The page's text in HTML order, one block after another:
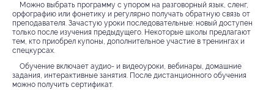
Можно выбрать программу с упором на разговорный язык, сленг,
орфографию или фонетику и регулярно получать обратную связь от
преподавателя. Зачастую уроки последовательные: новый доступен
только после изучения предыдущего. Некоторые школы предлагают
тем, кто приобрел купоны, дополнительное участие в тренингах и
спецкурсах.
Обучение включает аудио- и видеоуроки, вебинары, домашние
задания, интерактивные занятия. После дистанционного обучения
можно получить сертификат.